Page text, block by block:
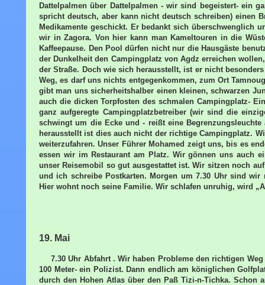
Dattelpalmen über Dattelpalmen - wir sind begeistert- ein
spricht deutsch, aber kann nicht deutsch schreiben) einen
Medikamente geschickt. Er bedankt sich überschwenglich
wir in Zagora. Von hier kann man Kameltouren in die
Kaffeepause. Den Pool dürfen nicht nur die Hausgäste
der Dunkelheit den Campingplatz von Agdz erreichen
der Straße. Doch wie sich herausstellt, ist er nicht
Weg, es darf uns nichts entgegenkommen, zum Ort
gibt man uns sicherheitshalber einen kleinen, schwarzen
auch die dicken Torpfosten des schmalen Campingplatz-
ganz aufgeregte Campingplatzbetreiber (wir sind die
schwingt um die Ecke und - reißt eine
herausstellt ist dies auch nicht der richtige Campingplatz.
weiterzufahren. Unser Führer Mohamed zeigt uns, bis es
essen wir im Restaurant am Platz. Wir gönnen uns auch
unser Reisemobil so gut ausgestattet ist. Wir sitzen noch
und ich schreibe Postkarten. Morgen um 7.30 Uhr sind
Hier wohnt noch seine Familie. Wir schlafen unruhig, wird
19. Mai
7.30 Uhr Abfahrt . Wir haben Probleme den richtigen
100 Meter- ein Polizist. Dann endlich am königlichen
durch den Hohen Atlas über den Paß Tizi-n-Tichka. Schon